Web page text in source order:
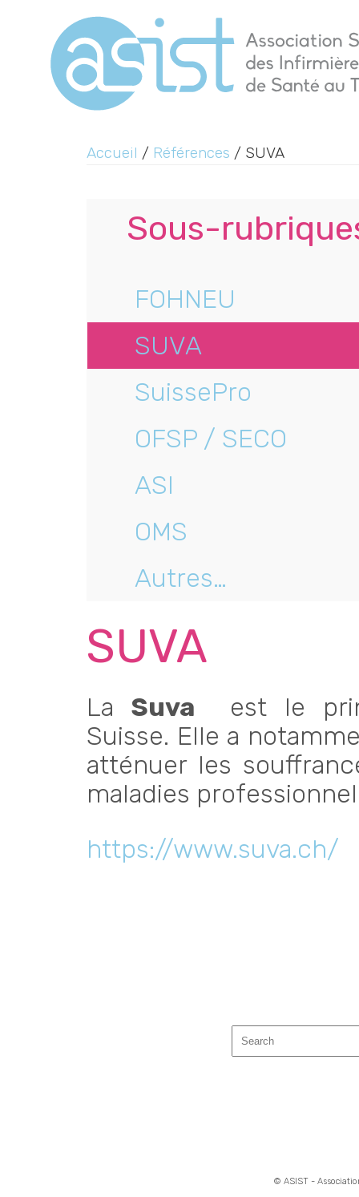
Accueil / Références / SUVA
Sous-
FOHNEU
SUVA
SuissePro
OFSP / SECO
ASI
OMS
Autres…
SUVA
LaSuva est le
Suisse. Elle a
atténuer les
maladies
https://www.suva.ch/
© ASIST -